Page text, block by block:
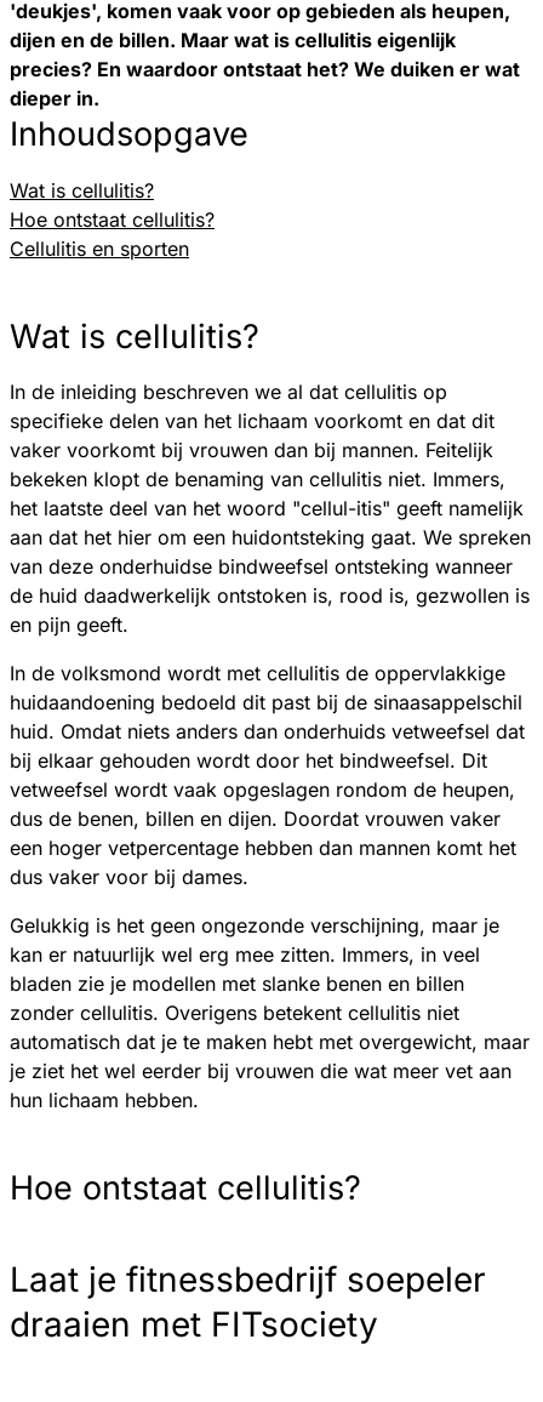
'deukjes', komen vaak voor op gebieden als heupen,
dijen en de billen. Maar wat is cellulitis eigenlijk
precies? En waardoor ontstaat het? We duiken er wat
dieper in.
Inhoudsopgave
Wat is cellulitis?
Hoe ontstaat cellulitis?
Cellulitis en sporten
Wat is cellulitis?
In de inleiding beschreven we al dat cellulitis op
specifieke delen van het lichaam voorkomt en dat dit
vaker voorkomt bij vrouwen dan bij mannen. Feitelijk
bekeken klopt de benaming van cellulitis niet. Immers,
het laatste deel van het woord "cellul-itis" geeft namelijk
aan dat het hier om een huidontsteking gaat. We spreken
van deze onderhuidse bindweefsel ontsteking wanneer
de huid daadwerkelijk ontstoken is, rood is, gezwollen is
en pijn geeft.
In de volksmond wordt met cellulitis de oppervlakkige
huidaandoening bedoeld dit past bij de sinaasappelschil
huid. Omdat niets anders dan onderhuids vetweefsel dat
bij elkaar gehouden wordt door het bindweefsel. Dit
vetweefsel wordt vaak opgeslagen rondom de heupen,
dus de benen, billen en dijen. Doordat vrouwen vaker
een hoger vetpercentage hebben dan mannen komt het
dus vaker voor bij dames.
Gelukkig is het geen ongezonde verschijning, maar je
kan er natuurlijk wel erg mee zitten. Immers, in veel
bladen zie je modellen met slanke benen en billen
zonder cellulitis. Overigens betekent cellulitis niet
automatisch dat je te maken hebt met overgewicht, maar
je ziet het wel eerder bij vrouwen die wat meer vet aan
hun lichaam hebben.
Hoe ontstaat cellulitis?
Laat je fitnessbedrijf soepeler
draaien met FITsociety